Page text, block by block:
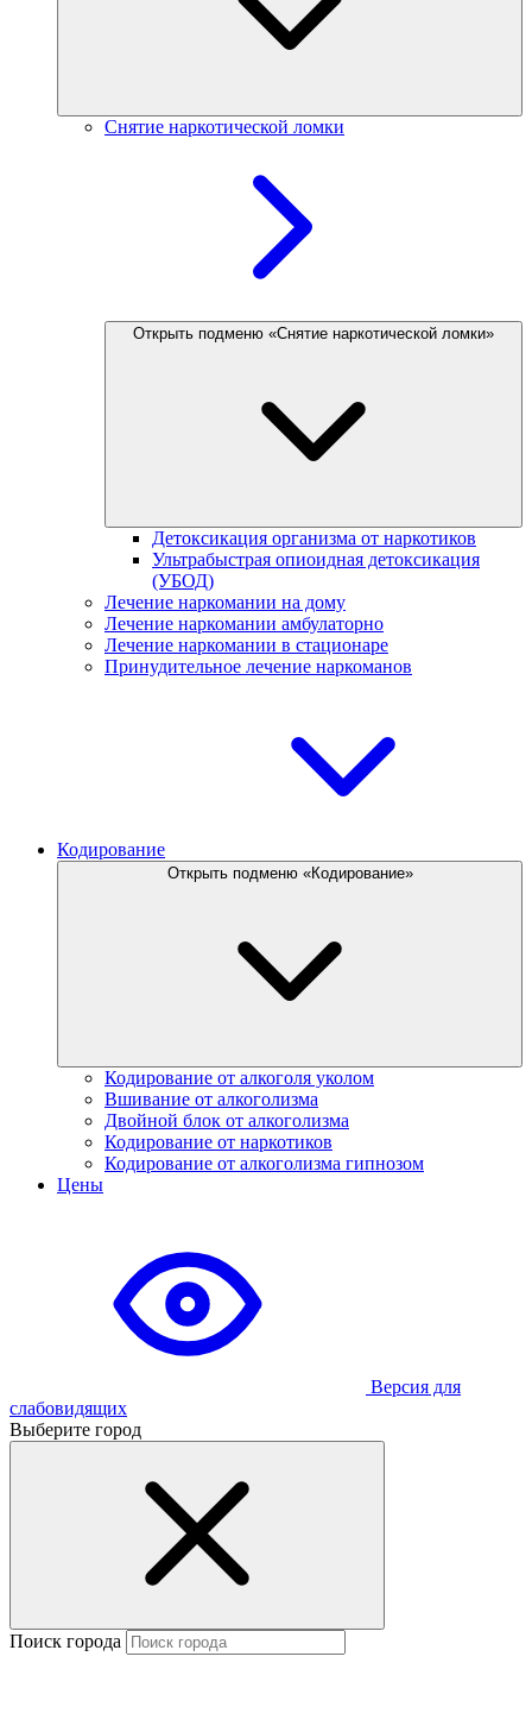
Снятие наркотической ломки
Открыть подменю «Снятие наркотической ломки»
Детоксикация организма от наркотиков
Ультрабыстрая опиоидная детоксикация
(УБОД)
Лечение наркомании на дому
Лечение наркомании амбулаторно
Лечение наркомании в стационаре
Принудительное лечение наркоманов
Кодирование
Открыть подменю «Кодирование»
Кодирование от алкоголя уколом
Вшивание от алкоголизма
Двойной блок от алкоголизма
Кодирование от наркотиков
Кодирование от алкоголизма гипнозом
Цены
Версия для
слабовидящих
Выберите город
Поиск города